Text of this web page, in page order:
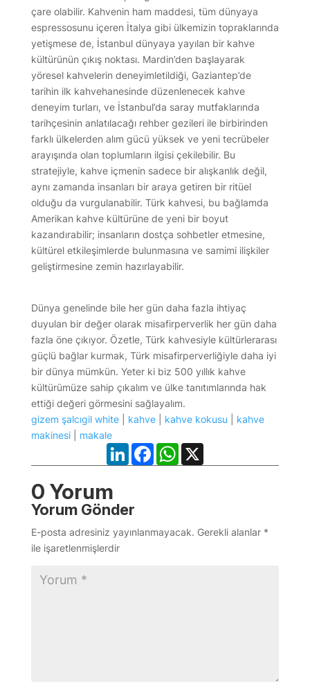
çare olabilir. Kahvenin ham maddesi, tüm dünyaya
espressosunu içeren İtalya gibi ülkemizin topraklarında
yetişmese de, İstanbul dünyaya yayılan bir kahve
kültürünün çıkış noktası. Mardin’den başlayarak
yöresel kahvelerin deneyimletildiği, Gaziantep’de
tarihin ilk kahvehanesinde düzenlenecek kahve
deneyim turları, ve İstanbul’da saray mutfaklarında
tarihçesinin anlatılacağı rehber gezileri ile birbirinden
farklı ülkelerden alım gücü yüksek ve yeni tecrübeler
arayışında olan toplumların ilgisi çekilebilir. Bu
stratejiyle, kahve içmenin sadece bir alışkanlık değil,
aynı zamanda insanları bir araya getiren bir ritüel
olduğu da vurgulanabilir. Türk kahvesi, bu bağlamda
Amerikan kahve kültürüne de yeni bir boyut
kazandırabilir; insanların dostça sohbetler etmesine,
kültürel etkileşimlerde bulunmasına ve samimi ilişkiler
geliştirmesine zemin hazırlayabilir.
Dünya genelinde bile her gün daha fazla ihtiyaç
duyulan bir değer olarak misafirperverlik her gün daha
fazla öne çıkıyor. Özetle, Türk kahvesiyle kültürlerarası
güçlü bağlar kurmak, Türk misafirperverliğiyle daha iyi
bir dünya mümkün. Yeter ki biz 500 yıllık kahve
kültürümüze sahip çıkalım ve ülke tanıtımlarında hak
ettiği değeri görmesini sağlayalım.
gizem şalcıgil white| kahve| kahve kokusu
kahve
makinesi| makale
LinkedInFacebookWhatsApp
X
0 Yorum
Yorum Gönder
E-posta adresiniz yayınlanmayacak. Gerekli alanlar *
ile işaretlenmişlerdir